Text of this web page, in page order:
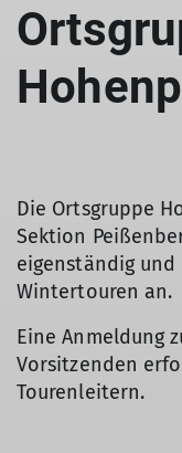
Die Ortsgruppe
Sektion
eigenständig
Wintertouren an.
Eine Anmeldung
Vorsitzenden
Tourenleitern.